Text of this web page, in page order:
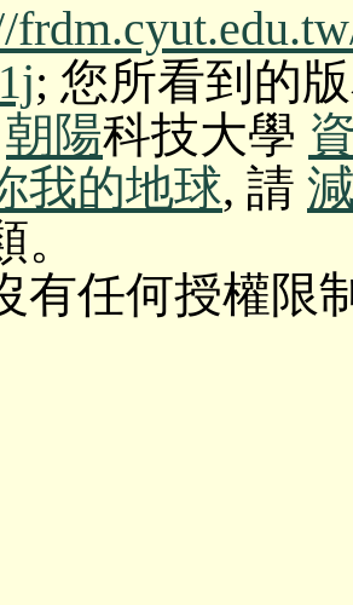
; 您所看到的版
朝陽科技大學
我的地球, 請
有任何授權限